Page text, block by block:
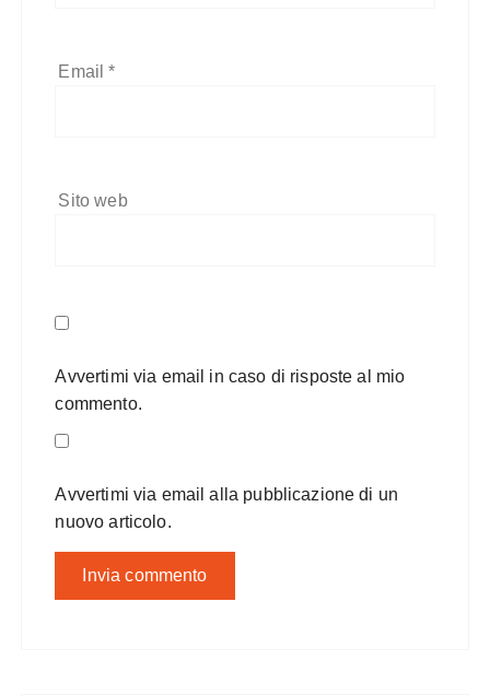
Email*
Sito web
Avvertimi via email in caso di risposte al mio
commento.
Avvertimi via email alla pubblicazione di un
nuovo articolo.